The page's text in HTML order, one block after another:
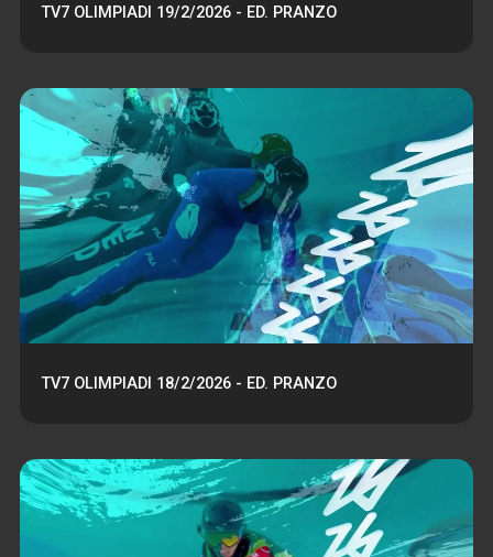
TV7 OLIMPIADI 19/2/2026 - ED. PRANZO
TV7 OLIMPIADI 18/2/2026 - ED. PRANZO